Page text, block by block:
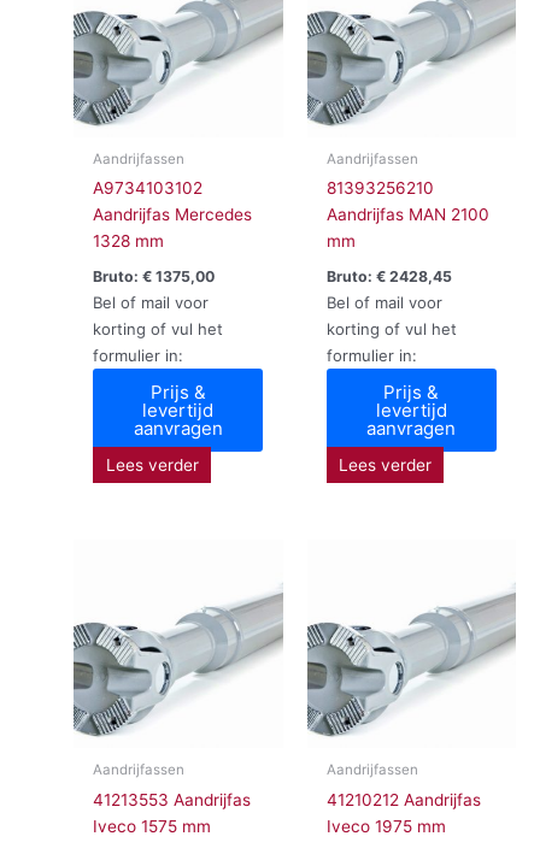
Aandrijfassen
A9734103102
Aandrijfas Mercedes
1328 mm
Bruto:€ 1375,00
Bel of mail voor
korting of vul het
formulier in:
Prijs &
levertijd
aanvragen
Lees verder
Aandrijfassen
81393256210
Aandrijfas MAN 2100
mm
Bruto: €2428,45
Bel of mail voor
korting of vul het
formulier in:
Prijs &
levertijd
aanvragen
Lees verder
Aandrijfassen
41213553 Aandrijfas
Iveco 1575 mm
Aandrijfassen
41210212 Aandrijfas
Iveco 1975 mm